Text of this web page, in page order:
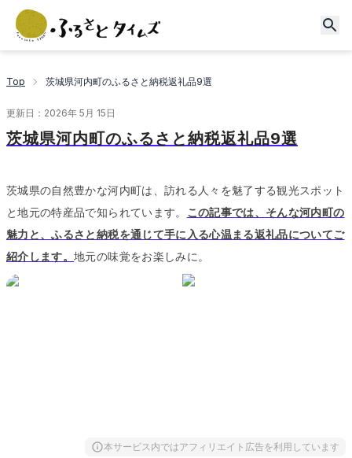
Top 茨城県河内町のふるさと納税返礼品9選
更新日： 2026年 5月 15日
茨城県河内町のふるさと納税返礼品9選
茨城県の自然豊かな河内町は、訪れる人々を魅了する観光スポット
と地元の特産品で知られています。 この記事では、そんな河内町の
魅力と、ふるさと納税を通じて手に入る心温まる返礼品についてご
紹介します。地元の味覚をお楽しみに。
本サービス内ではアフィリエイト広告を利用しています